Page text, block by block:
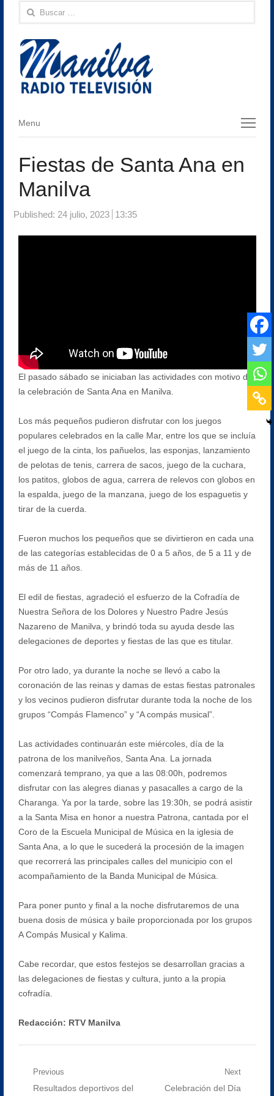
Buscar:
Menu
Menu
Fiestas de Santa Ana en
Manilva
Published: 24 julio, 2023 13:35
El pasado sábado se iniciaban las actividades con motivo de
la celebración de Santa Ana en Manilva.
Los más pequeños pudieron disfrutar con los juegos
populares celebrados en la calle Mar, entre los que se incluía
el juego de la cinta, los pañuelos, las esponjas, lanzamiento
de pelotas de tenis, carrera de sacos, juego de la cuchara,
los patitos, globos de agua, carrera de relevos con globos en
la espalda, juego de la manzana, juego de los espaguetis y
tirar de la cuerda.
Fueron muchos los pequeños que se divirtieron en cada una
de las categorías establecidas de 0 a 5 años, de 5 a 11 y de
más de 11 años.
El edil de fiestas, agradeció el esfuerzo de la Cofradía de
Nuestra Señora de los Dolores y Nuestro Padre Jesús
Nazareno de Manilva, y brindó toda su ayuda desde las
delegaciones de deportes y fiestas de las que es titular.
Por otro lado, ya durante la noche se llevó a cabo la
coronación de las reinas y damas de estas fiestas patronales
y los vecinos pudieron disfrutar durante toda la noche de los
grupos “Compás Flamenco” y “A compás musical”.
Las actividades continuarán este miércoles, día de la
patrona de los manilveños, Santa Ana. La jornada
comenzará temprano, ya que a las 08:00h, podremos
disfrutar con las alegres dianas y pasacalles a cargo de la
Charanga. Ya por la tarde, sobre las 19:30h, se podrá asistir
a la Santa Misa en honor a nuestra Patrona, cantada por el
Coro de la Escuela Municipal de Música en la iglesia de
Santa Ana, a lo que le sucederá la procesión de la imagen
que recorrerá las principales calles del municipio con el
acompañamiento de la Banda Municipal de Música.
Para poner punto y final a la noche disfrutaremos de una
buena dosis de música y baile proporcionada por los grupos
A Compás Musical y Kalima.
Cabe recordar, que estos festejos se desarrollan gracias a
las delegaciones de fiestas y cultura, junto a la propia
cofradía.
Redacción: RTV Manilva
Navegación
Previous
Previous
Resultados deportivos del
Next
Next
Celebración del Día